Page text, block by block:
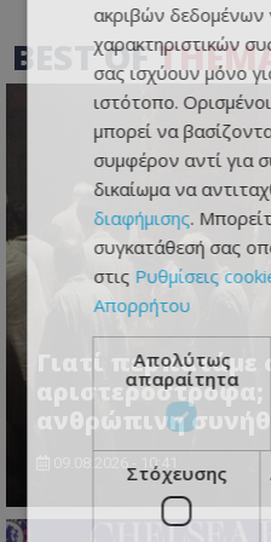
BEST OF
Γιατί
ανθρώπινη
09.08.2026 - 10:41
ακριβών δεδομένων
χαρακτηριστικών
σας ισχύουν μόνο
ιστότοπο.
μπορεί να
συμφέρον αντί για
δικαίωμα να
διαφήμισης.
συγκατάθεσή σας
στις Ρυθμίσεις
Απορρήτου
Απολύτως
απαραίτητα
Στόχευσης